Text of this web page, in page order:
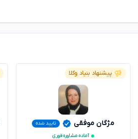
پیشنهاد بنیاد وکلا
مژگان موفقی
تایید شده
آماده مشاوره فوری